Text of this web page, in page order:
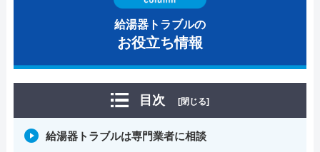
給湯器トラブルの
お役立ち情報
目次 [閉じる]
給湯器トラブルは専門業者に相談